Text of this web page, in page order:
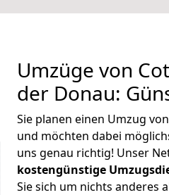
Umzüge von
der Donau:
Sie planen einen Umzug
und möchten dabei
uns genau richtig! Unser
kostengünstige
Sie sich um nichts anderes